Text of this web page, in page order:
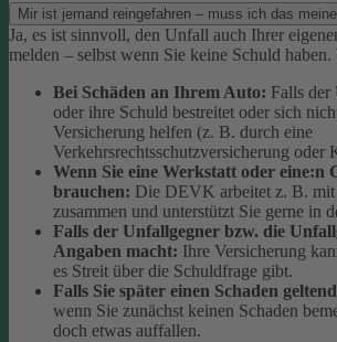
Mir ist jemand reingefahren – muss ich das
Ja, es ist sinnvoll, den Unfall auch Ihrer
melden – selbst wenn Sie keine Schuld haben.
Bei Schäden an Ihrem Auto: Falls der
oder ihre Schuld bestreitet oder sich
Versicherung helfen (z. B. durch eine
Verkehrsrechtsschutzversicherung oder
Wenn Sie eine Werkstatt oder eine:n
brauchen: Die DEVK arbeitet z. B. mit
zusammen und unterstützt Sie gerne in
Falls der Unfallgegner bzw. die
Angaben macht: Ihre Versicherung
es Streit über die Schuldfrage gibt.
Falls Sie später einen Schaden
wenn Sie zunächst keinen Schaden
doch etwas auffallen.